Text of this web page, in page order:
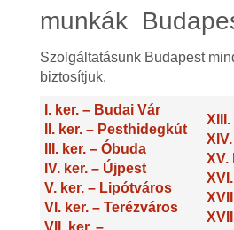
munkák
Szolgáltatásunk Budapest
biztosítjuk.
I. ker. – Budai Vár
II. ker. – Pesthidegkút
III. ker. – Óbuda
IV. ker. – Újpest
V. ker. – Lipótváros
VI. ker. – Terézváros
VII. ker. –
XV.